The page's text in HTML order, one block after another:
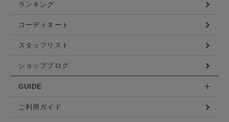
ランキング
コーディネート
スタッフリスト
ショップブログ
GUIDE
ご利用ガイド